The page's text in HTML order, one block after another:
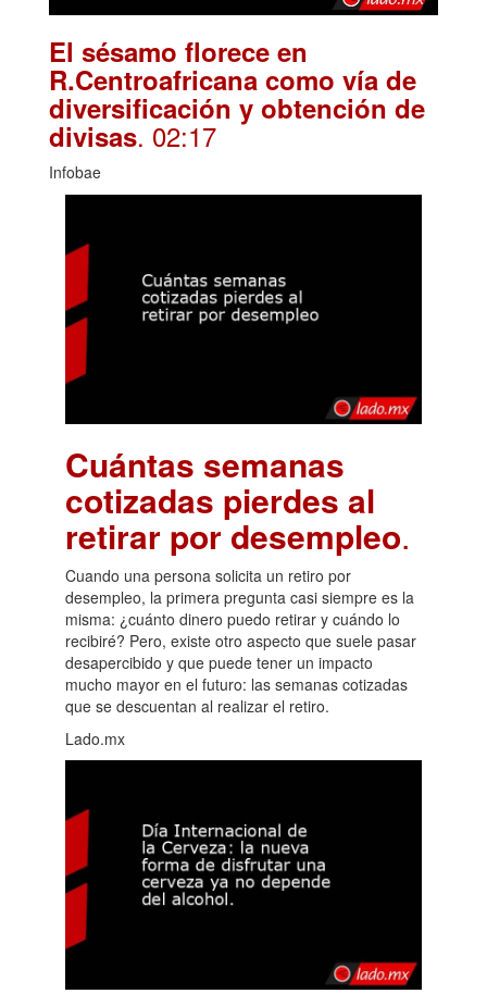
El sésamo florece en
R.Centroafricana como vía de
diversificación y obtención de
divisas. 02:17
Infobae
Cuántas semanas
cotizadas pierdes al
retirar por desempleo.
Cuando una persona solicita un retiro por
desempleo, la primera pregunta casi siempre es la
misma: ¿cuánto dinero puedo retirar y cuándo lo
recibiré? Pero, existe otro aspecto que suele pasar
desapercibido y que puede tener un impacto
mucho mayor en el futuro: las semanas cotizadas
que se descuentan al realizar el retiro.
Lado.mx